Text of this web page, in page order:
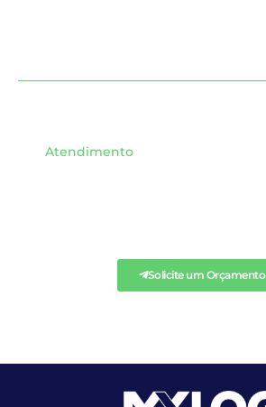
Atendimento
Solicite um Orçamento